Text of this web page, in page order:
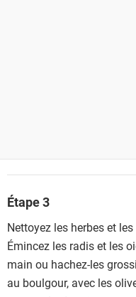
Étape 3
Nettoyez les herbes et
Émincez les radis et les
main ou hachez-les
au boulgour, avec les